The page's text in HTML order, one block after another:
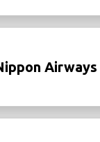
Airways